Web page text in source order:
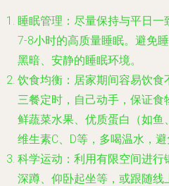
睡眠管理 ：尽量保持与平日
7-8小时的高质量睡眠。避免
黑暗、安静的睡眠环境。
饮食均衡 ：居家期间容易饮
三餐定时，自己动手，保证
鲜蔬菜水果、优质蛋白（如
维生素C、D等，多喝温水，
科学运动 ：利用有限空间进
深蹲、仰卧起坐等，或跟随